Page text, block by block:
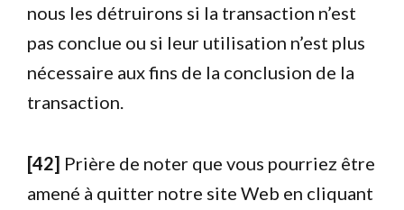
nous les détruirons si la transaction n’est
pas conclue ou si leur utilisation n’est plus
nécessaire aux fins de la conclusion de la
transaction.
[42] Prière de noter que vous pourriez être
amené à quitter notre site Web en cliquant